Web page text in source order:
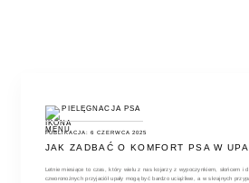
PIELĘGNACJA PSA
PUBLIKACJA: 6 CZERWCA 2025
JAK ZADBAĆ O KOMFORT PSA W
Letnie miesiące to czas, który wielu z nas kojarzy z wypoczynkiem, słońcem i
czworonożnych przyjaciół upały mogą być bardzo uciążliwe, a w skrajnych